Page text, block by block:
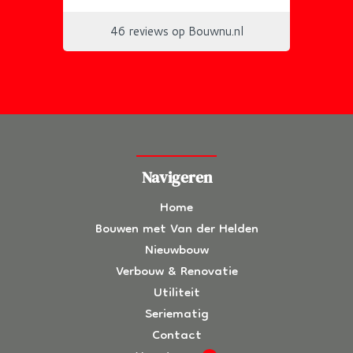
Navigeren
Home
Bouwen met Van der Helden
Nieuwbouw
Verbouw & Renovatie
Utiliteit
Seriematig
Contact